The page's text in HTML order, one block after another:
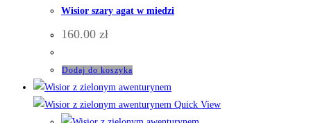
Wisior szary agat w miedzi
160.00 zł
Dodaj do koszyka
Quick View